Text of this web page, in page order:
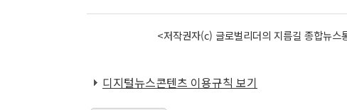
<저작권자(c) 글로벌리더의 지름길 종합뉴
디지털뉴스콘텐츠 이용규칙 보기